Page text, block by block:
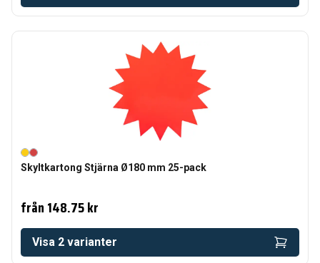
Skyltkartong Stjärna Ø180 mm 25-pack
från148.75 kr
Visa 2 varianter